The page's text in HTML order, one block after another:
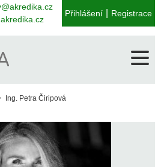
Přihlášení Registrace
Ing. Petra Čiripová